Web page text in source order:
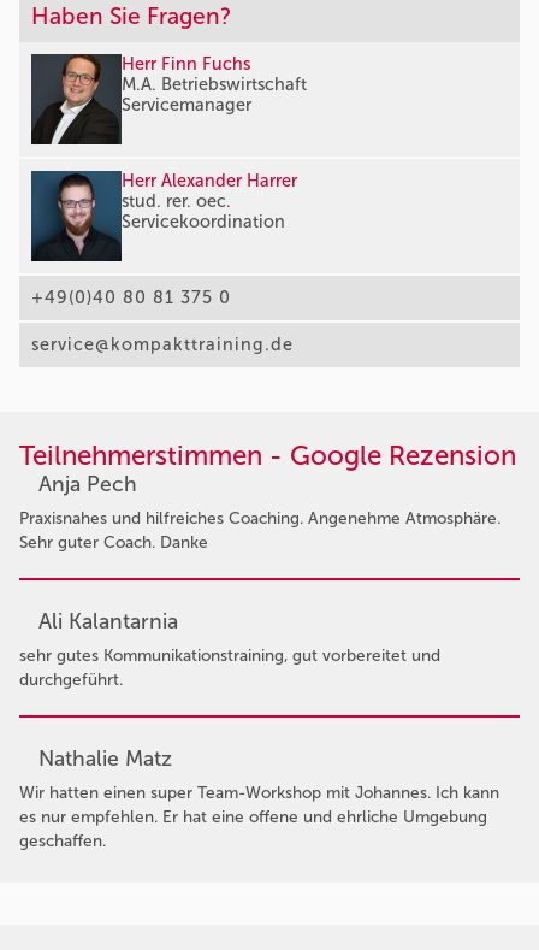
Haben Sie Fragen?
Herr Finn Fuchs
M.A. Betriebswirtschaft
Servicemanager
Herr Alexander Harrer
stud. rer. oec.
Servicekoordination
+49(0)40 80 81 375 0
service@kompakttraining.de
Teilnehmerstimmen - Google Rezension
Anja Pech
Praxisnahes und hilfreiches Coaching. Angenehme Atmosphäre.
Sehr guter Coach. Danke
Ali Kalantarnia
sehr gutes Kommunikationstraining, gut vorbereitet und
durchgeführt.
Nathalie Matz
Wir hatten einen super Team-Workshop mit Johannes. Ich kann
es nur empfehlen. Er hat eine offene und ehrliche Umgebung
geschaffen.